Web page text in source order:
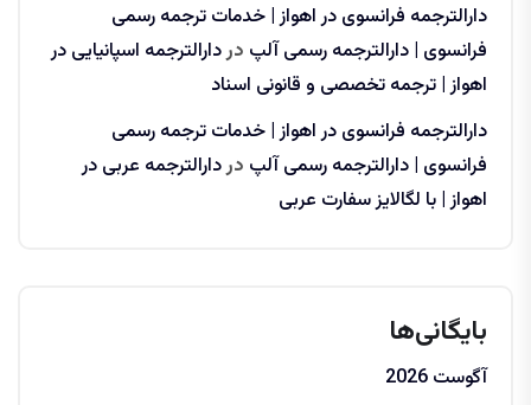
دارالترجمه فرانسوی در اهواز | خدمات ترجمه رسمی
فرانسوی | دارالترجمه رسمی آلپ دردارالترجمه اسپانیایی در
اهواز | ترجمه تخصصی و قانونی اسناد
دارالترجمه فرانسوی در اهواز | خدمات ترجمه رسمی
فرانسوی | دارالترجمه رسمی آلپ دردارالترجمه عربی در
اهواز | با لگالایز سفارت عربی
بایگانی‌ها
آگوست 2026